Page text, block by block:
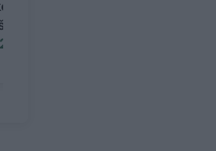
metu
„Starlink“